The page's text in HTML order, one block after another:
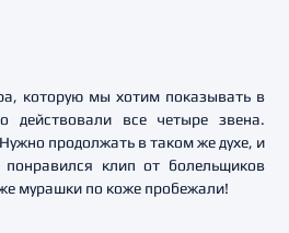
которую мы хотим показывать в
действовали все четыре звена.
продолжать в таком же духе, и
понравился клип от болельщиков
мурашки по коже пробежали!